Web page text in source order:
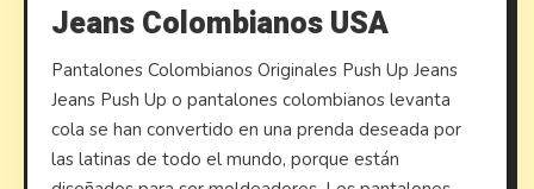
Jeans Colombianos USA
Pantalones Colombianos Originales Push Up Jeans
Jeans Push Up o pantalones colombianos levanta
cola se han convertido en una prenda deseada por
las latinas de todo el mundo, porque están